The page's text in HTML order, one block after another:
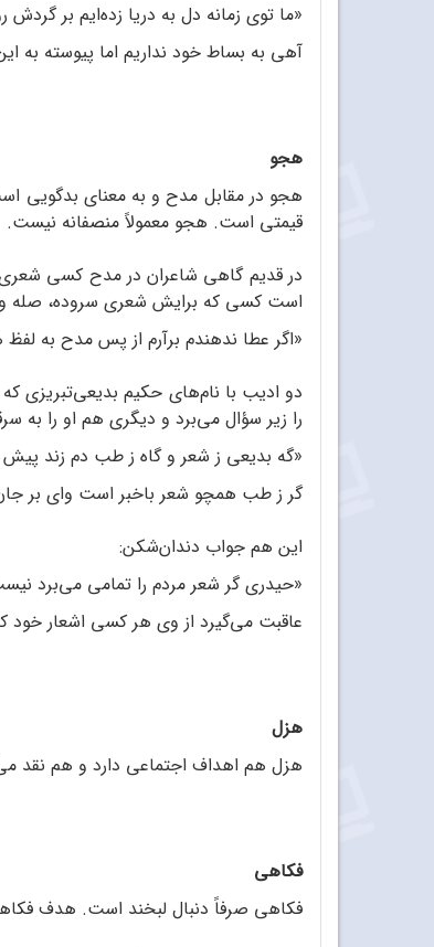
«ما توی زمانه دل به دریا زده‌ایم بر گردش
آهی به بساط خود نداریم اما پیوسته به
هجو
هجو در مقابل مدح و به معنای بدگویی
قیمتی است. هجو معمولاً منصفانه نیست.
در قدیم گاهی شاعران در مدح کسی
است کسی که برایش شعری سروده، صله
«اگر عطا ندهندم برآرم از پس مدح به
دو ادیب با نام‌های حکیم
را زیر سؤال می‌برد و دیگری هم او را
«گه بدیعی ز شعر و گاه ز طب دم زند پیش
گر ز طب همچو شعر باخبر است وای بر
این هم جواب دندان‌شکن:
«حیدری گر شعر مردم را تمامی می‌برد
عاقبت می‌گیرد از وی هر کسی اشعار خود
هزل
هزل هم اهداف اجتماعی دارد و هم نقد
فکاهی
فکاهی صرفاً دنبال لبخند است. هدف